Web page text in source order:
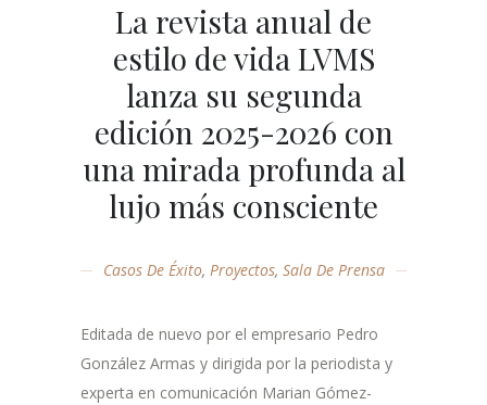
La revista anual de
estilo de vida LVMS
lanza su segunda
edición 2025-2026 con
una mirada profunda al
lujo más consciente
Casos De Éxito, Proyectos, Sala De Prensa
Editada de nuevo por el empresario Pedro
González Armas y dirigida por la periodista y
experta en comunicación Marian Gómez-